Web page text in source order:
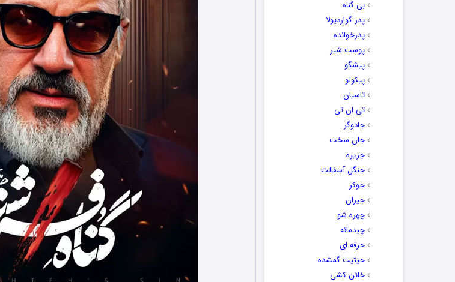
بی گناه
پدر گواردیولا
پدرخوانده
پوست شیر
پیشگو
پیکولو
تاسیان
تی ان تی
جادوگر
جان سخت
جزیره
جنگل آسفالت
جوکر
جیران
چهره شو
چیدمانه
حرفه ای
حیثیت گمشده
خائن کشی